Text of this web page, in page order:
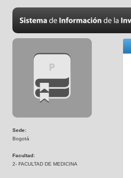
Sede:
Bogotá
Facultad:
2- FACULTAD DE MEDICINA